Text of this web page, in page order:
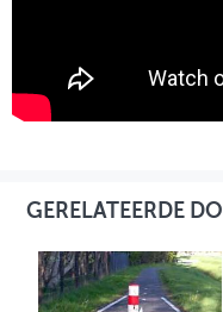
GERELATEERDE